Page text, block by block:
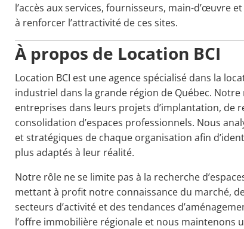
l’accès aux services, fournisseurs, main-d’œuvre
à renforcer l’attractivité de ces sites.
À propos de Location BCI
Location BCI est une agence spécialisé dans la
industriel dans la grande région de Québec.
entreprises dans leurs projets d’implantation, de
consolidation d’espaces professionnels. Nous
et stratégiques de chaque organisation afin
plus adaptés à leur réalité.
Notre rôle ne se limite pas à la recherche
mettant à profit notre connaissance du marché,
secteurs d’activité et des tendances
l’offre immobilière régionale et nous maintenons